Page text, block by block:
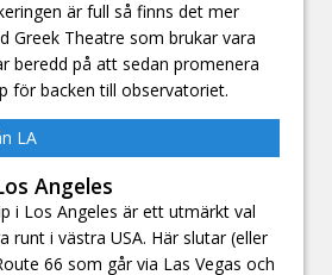
är full så finns det mer
Greek Theatre som brukar vara
beredd på att sedan promenera
för backen till observatoriet.
LA
Angeles
i Los Angeles är ett utmärkt val
runt i västra USA. Här slutar (eller
66 som går via Las Vegas och